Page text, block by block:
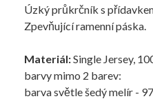
Úzký průkrčník s
Zpevňující ramenní páska.
Materiál:Single Jersey,
barvy mimo 2 barev:
barva světle šedý melír -